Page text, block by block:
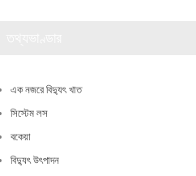
এক নজরে বিদ্যুৎ খাত
সিস্টেম লস
বকেয়া
বিদ্যুৎ উৎপাদন